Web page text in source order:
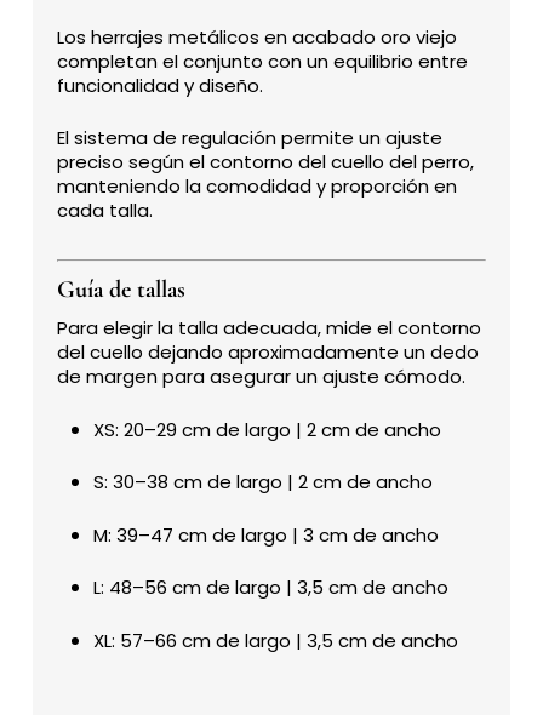
Los herrajes metálicos en acabado oro viejo
completan el conjunto con un equilibrio entre
funcionalidad y diseño.
El sistema de regulación permite un ajuste
preciso según el contorno del cuello del perro,
manteniendo la comodidad y proporción en
cada talla.
Guía de tallas
Para elegir la talla adecuada, mide el contorno
del cuello dejando aproximadamente un dedo
de margen para asegurar un ajuste cómodo.
XS: 20–29 cm de largo | 2 cm de ancho
S: 30–38 cm de largo | 2 cm de ancho
M: 39–47 cm de largo | 3 cm de ancho
L: 48–56 cm de largo | 3,5 cm de ancho
XL: 57–66 cm de largo | 3,5 cm de ancho